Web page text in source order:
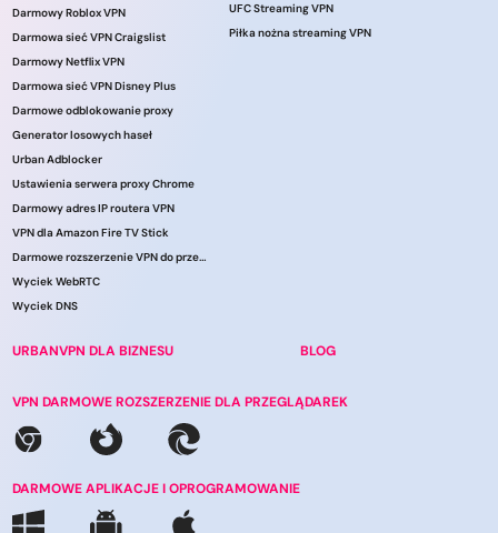
Darmowy Roblox VPN
Darmowa sieć VPN Craigslist
Darmowy Netflix VPN
Darmowa sieć VPN Disney Plus
Darmowe odblokowanie proxy
Generator losowych haseł
Urban Adblocker
Ustawienia serwera proxy Chrome
Darmowy adres IP routera VPN
VPN dla Amazon Fire TV Stick
Darmowe rozszerzenie VPN do przeglądarki
Wyciek WebRTC
Wyciek DNS
URBANVPN DLA BIZNESU
UFC Streaming VPN
Piłka nożna streaming VPN
BLOG
VPN DARMOWE ROZSZERZENIE DLA PRZEGLĄDAREK
DARMOWE APLIKACJE I OPROGRAMOWANIE